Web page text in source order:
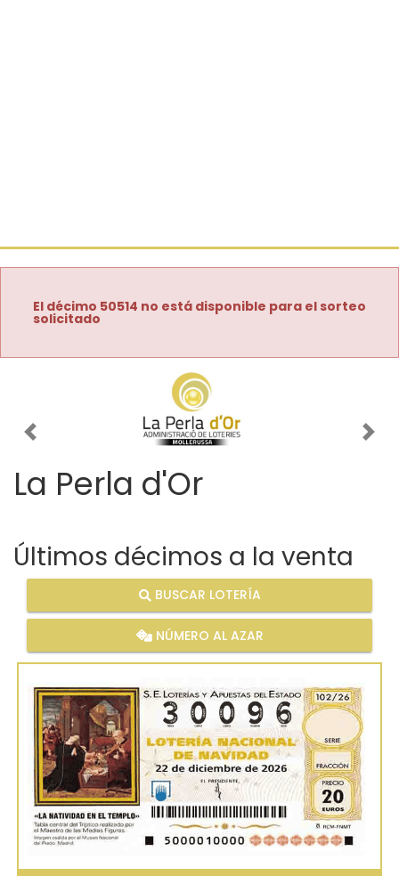
El décimo 50514 no está disponible para el sorteo
solicitado
Imagen anterior
La Perla d'Or
Últimos décimos a la venta
BUSCAR LOTERÍA
NÚMERO AL AZAR